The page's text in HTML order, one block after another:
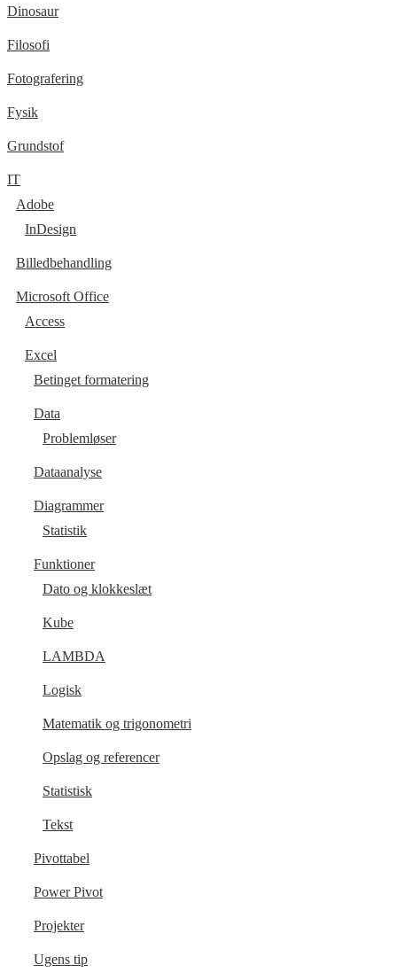
Dinosaur
Filosofi
Fotografering
Fysik
Grundstof
IT
Adobe
InDesign
Billedbehandling
Microsoft Office
Access
Excel
Betinget formatering
Data
Problemløser
Dataanalyse
Diagrammer
Statistik
Funktioner
Dato og klokkeslæt
Kube
LAMBDA
Logisk
Matematik og trigonometri
Opslag og referencer
Statistisk
Tekst
Pivottabel
Power Pivot
Projekter
Ugens tip